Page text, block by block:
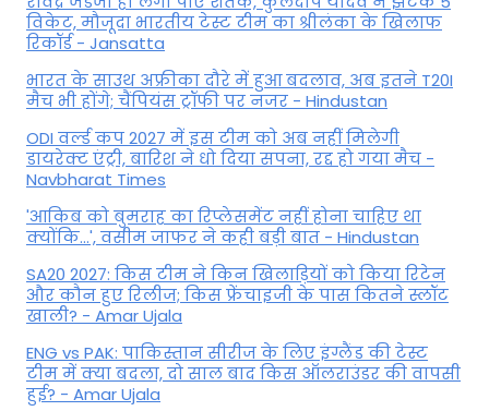
विकेट, मौजूदा भारतीय टेस्ट टीम का श्रीलंका के खिलाफ
रिकॉर्ड - Jansatta
भारत के साउथ अफ्रीका दौरे में हुआ बदलाव, अब इतने T20I
मैच भी होंगे; चैंपियंस ट्रॉफी पर नजर - Hindustan
ODI वर्ल्ड कप 2027 में इस टीम को अब नहीं मिलेगी
डायरेक्ट एंट्री, बारिश ने धो दिया सपना, रद्द हो गया मैच -
Navbharat Times
'आकिब को बुमराह का रिप्लेसमेंट नहीं होना चाहिए था
क्योंकि...', वसीम जाफर ने कही बड़ी बात - Hindustan
SA20 2027: किस टीम ने किन खिलाड़ियों को किया रिटेन
और कौन हुए रिलीज; किस फ्रेंचाइजी के पास कितने स्लॉट
खाली? - Amar Ujala
ENG vs PAK: पाकिस्तान सीरीज के लिए इंग्लैंड की टेस्ट
टीम में क्या बदला, दो साल बाद किस ऑलराउंडर की वापसी
हुई? - Amar Ujala